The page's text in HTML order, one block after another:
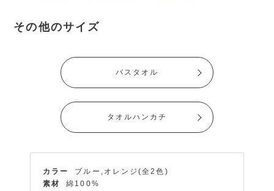
その他のサイズ
バスタオル
タオルハンカチ
カラー
ブルー,オレンジ(全2色)
素材
綿100%